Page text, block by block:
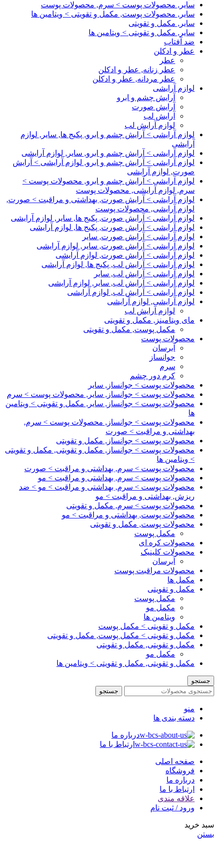
سایر, محصولات پوست > سرم, محصولات پوست
سایر, محصولات پوست, مکمل و تقویتی > ویتامین ها
سایر, مکمل و تقویتی
سایر, مکمل و تقویتی > ویتامین ها
ضد آفتاب
عطر و ادکلن
عطر
عطر زنانه, عطر و ادکلن
عطر مردانه, عطر و ادکلن
لوازم آرایشی
آرایش چشم و ابرو
آرایش صورت
آرایش لب
لوازم آرایش لب
لوازم آرایشی > آرایش چشم و ابرو, پکیج ها, سایر, لوازم
آرایشی
لوازم آرایشی > آرایش چشم و ابرو, سایر, لوازم آرایشی
لوازم آرایشی > آرایش چشم و ابرو, لوازم آرایشی > آرایش
صورت, لوازم آرایشی
لوازم آرایشی > آرایش چشم و ابرو, محصولات پوست >
سرم, لوازم آرایشی, محصولات پوست
لوازم آرایشی > آرایش صورت, بهداشتی و مراقبت > صورت,
لوازم آرایشی, محصولات پوست
لوازم آرایشی > آرایش صورت, پکیج ها, سایر, لوازم آرایشی
لوازم آرایشی > آرایش صورت, پکیج ها, لوازم آرایشی
لوازم آرایشی > آرایش صورت, سایر
لوازم آرایشی > آرایش صورت, سایر, لوازم آرایشی
لوازم آرایشی > آرایش صورت, لوازم آرایشی
لوازم آرایشی > آرایش لب, پکیج ها, لوازم آرایشی
لوازم آرایشی > آرایش لب, سایر
لوازم آرایشی > آرایش لب, سایر, لوازم آرایشی
لوازم آرایشی > آرایش لب, لوازم آرایشی
لوازم آرایشی, لوازم آرایشی
لوازم آرایش لب
مای ویتامینز, مکمل و تقویتی
مکمل پوست, مکمل و تقویتی
محصولات پوست
آبرسان
جوانساز
سرم
کرم دور چشم
محصولات پوست > جوانساز, سایر
محصولات پوست > جوانساز, سایر, محصولات پوست > سرم
محصولات پوست > جوانساز, سایر, مکمل و تقویتی > ویتامین
ها
محصولات پوست > جوانساز, محصولات پوست > سرم,
بهداشتی و مراقبت > صورت
محصولات پوست > جوانساز, مکمل و تقویتی
محصولات پوست > جوانساز, مکمل و تقویتی, مکمل و تقویتی
> ویتامین ها
محصولات پوست > سرم, بهداشتی و مراقبت > صورت
محصولات پوست > سرم, بهداشتی و مراقبت > مو
محصولات پوست > سرم, بهداشتی و مراقبت > مو > ضد
ریزش, بهداشتی و مراقبت > مو
محصولات پوست > سرم, مکمل و تقویتی
محصولات پوست, بهداشتی و مراقبت > مو
محصولات پوست, مکمل و تقویتی
مکمل پوست
محصولات کره ای
محصولات کلینیک
آبرسان
محصولات مراقبت پوست
مکمل ها
مکمل و تقویتی
مکمل پوست
مکمل مو
ویتامین ها
مکمل و تقویتی > مکمل پوست
مکمل و تقویتی > مکمل پوست, مکمل و تقویتی
مکمل و تقویتی, مکمل و تقویتی
مکمل مو
مکمل و تقویتی, مکمل و تقویتی > ویتامین ها
جستجو
جستجو
منو
دسته بندی ها
درباره ما
ارتباط با ما
صفحه اصلی
فروشگاه
درباره ما
ارتباط با ما
علاقه مندی
ورود / ثبت نام
سبد خرید
بستن